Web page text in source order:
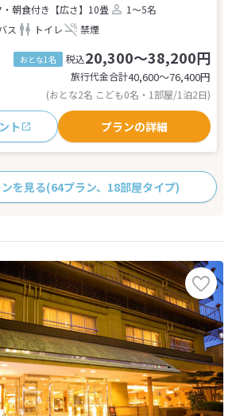
・朝食付き 【広さ】10畳
1～5名
ス トイレ 禁煙
おとな1名 税込20,300～38,200円
旅行代金合計40,600〜76,400円
(おとな2名 こども0名・1部屋/1泊2日)
ト プランの詳細
を見る(64プラン、18部屋タイプ)